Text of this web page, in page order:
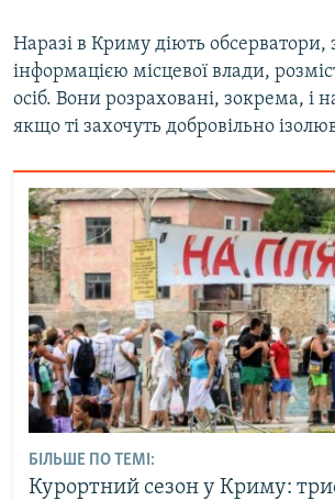
Наразі в Криму діють обсерватори,
інформацією місцевої влади,
осіб. Вони розраховані, зокрема, і
якщо ті захочуть добровільно
БІЛЬШЕ ПО ТЕМІ:
Курортний сезон у Криму: